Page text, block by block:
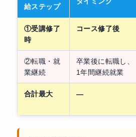
給ステップ
①受講修了
時
コース修了後
②転職・就
業継続
卒業後に転職し、
1年間継続就業
合計最大 —